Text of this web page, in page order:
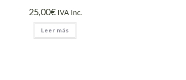
25,00€ IVA Inc.
Leer más